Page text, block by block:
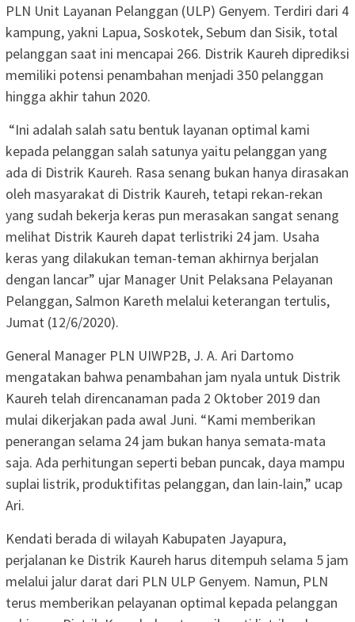
PLN Unit Layanan Pelanggan (ULP) Genyem. Terdiri dari 4
kampung, yakni Lapua, Soskotek, Sebum dan Sisik, total
pelanggan saat ini mencapai 266. Distrik Kaureh diprediksi
memiliki potensi penambahan menjadi 350 pelanggan
hingga akhir tahun 2020.
“Ini adalah salah satu bentuk layanan optimal kami
kepada pelanggan salah satunya yaitu pelanggan yang
ada di Distrik Kaureh. Rasa senang bukan hanya dirasakan
oleh masyarakat di Distrik Kaureh, tetapi rekan-rekan
yang sudah bekerja keras pun merasakan sangat senang
melihat Distrik Kaureh dapat terlistriki 24 jam. Usaha
keras yang dilakukan teman-teman akhirnya berjalan
dengan lancar” ujar Manager Unit Pelaksana Pelayanan
Pelanggan, Salmon Kareth melalui keterangan tertulis,
Jumat (12/6/2020).
General Manager PLN UIWP2B, J. A. Ari Dartomo
mengatakan bahwa penambahan jam nyala untuk Distrik
Kaureh telah direncanaman pada 2 Oktober 2019 dan
mulai dikerjakan pada awal Juni. “Kami memberikan
penerangan selama 24 jam bukan hanya semata-mata
saja. Ada perhitungan seperti beban puncak, daya mampu
suplai listrik, produktifitas pelanggan, dan lain-lain,” ucap
Ari.
Kendati berada di wilayah Kabupaten Jayapura,
perjalanan ke Distrik Kaureh harus ditempuh selama 5 jam
melalui jalur darat dari PLN ULP Genyem. Namun, PLN
terus memberikan pelayanan optimal kepada pelanggan